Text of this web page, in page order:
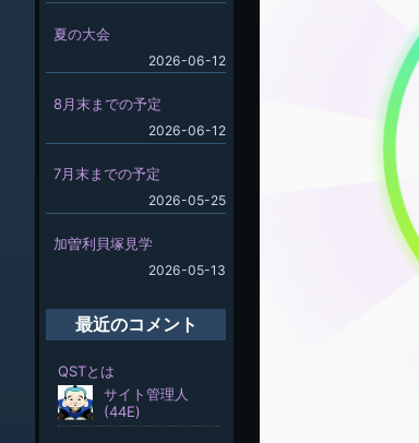
夏の大会
2026-06-12
8月末までの予定
2026-06-12
7月末までの予定
2026-05-25
加曽利貝塚見学
2026-05-13
最近のコメント